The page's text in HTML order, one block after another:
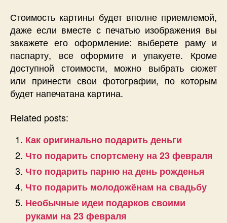
Стоимость картины будет вполне приемлемой,
даже если вместе с печатью изображения вы
закажете его оформление: выберете раму и
паспарту, все оформите и упакуете. Кроме
доступной стоимости, можно выбрать сюжет
или принести свои фотографии, по которым
будет напечатана картина.
Related posts:
Как оригинально подарить деньги
Что подарить спортсмену на 23 февраля
Что подарить парню на день рожденья
Что подарить молодожёнам на свадьбу
Необычные идеи подарков своими
руками на 23 февраля